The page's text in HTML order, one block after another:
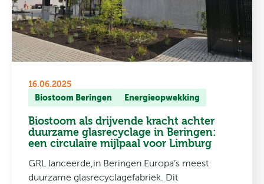
16.06.2025
Biostoom Beringen Energieopwekking
Biostoom als drijvende kracht achter
duurzame glasrecyclage in Beringen:
een circulaire mijlpaal voor Limburg
GRL lanceerde,in Beringen Europa’s meest
duurzame glasrecyclagefabriek. Dit